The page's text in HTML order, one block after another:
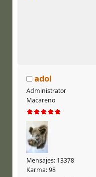
adol
Administrator
Macareno
Mensajes: 13378
Karma: 98